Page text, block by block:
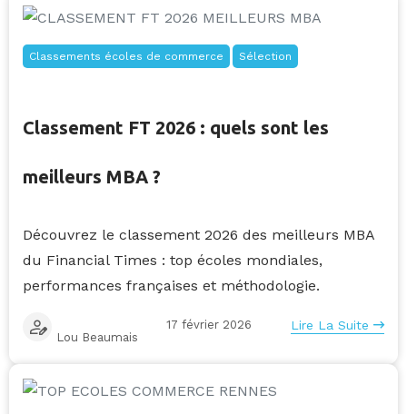
Classements écoles de commerce Sélection
Classement FT 2026 : quels sont les
meilleurs MBA ?
Découvrez le classement 2026 des meilleurs MBA
du Financial Times : top écoles mondiales,
performances françaises et méthodologie.
Lou Beaumais
17 février 2026 Lire La Suite